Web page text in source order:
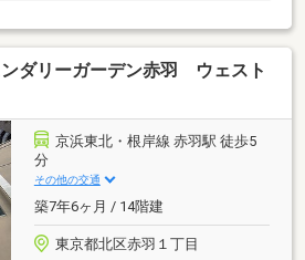
ンダリーガーデン赤羽 ウェスト
京浜東北・根岸線 赤羽駅 徒歩5
分
その他の交通
築7年6ヶ月 / 14階建
東京都北区赤羽１丁目